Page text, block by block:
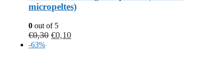
micropeltes)
0 out of 5
€0,30 €0,10
-63%